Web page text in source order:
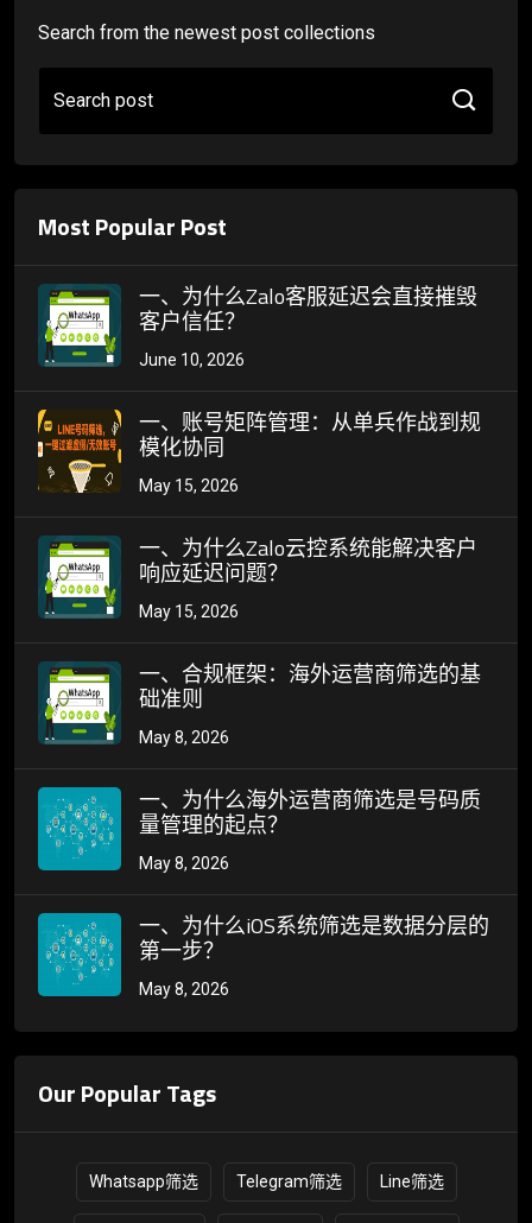
Search from the newest post collections
Search post
Most Popular Post
一、为什么Zalo客服延迟会直接摧毁
客户信任？
June 10, 2026
一、账号矩阵管理：从单兵作战到规
模化协同
May 15, 2026
一、为什么Zalo云控系统能解决客户
响应延迟问题？
May 15, 2026
一、合规框架：海外运营商筛选的基
础准则
May 8, 2026
一、为什么海外运营商筛选是号码质
量管理的起点？
May 8, 2026
一、为什么iOS系统筛选是数据分层的
第一步？
May 8, 2026
Our Popular Tags
Whatsapp筛选 Telegram筛选 Line筛选